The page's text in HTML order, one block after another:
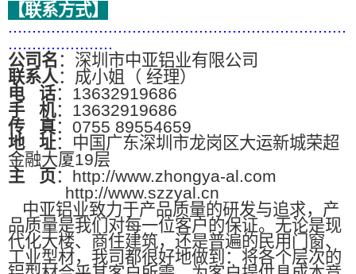
【联系方式】
.......................................................................
......................
公司名 ：深圳市中亚铝业有限公司
联系人：成小姐（ 经理）
电
话：13632919686
手 机：13632919686
传
真：0755 89554659
地
址：中国广东深圳市龙岗区大运新城荣超
金融大厦19层
主
页：http://www.zhongya-al.com
http://www.szzyal.cn
中亚铝业致力于产品质量的研发与追求，产
品质量是我们对每一位客户的保证。无论是现
代化大楼、商住建筑，还是普遍的民用门窗、
工业型材，我司都很好地做到：将各个层次的